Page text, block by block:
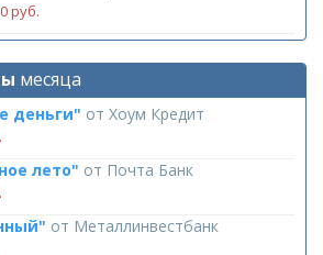
руб.
месяца
деньги" от Хоум Кредит
лето" от Почта Банк
от Металлинвестбанк